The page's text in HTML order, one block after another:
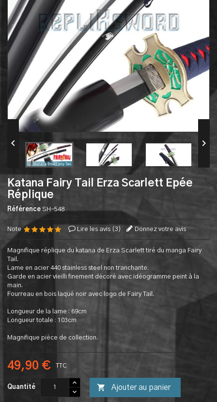
 
Katana Fairy Tail Erza Scarlett Epée
Réplique
Référence SH-548
Note Lire les avis (3 ) Donnez votre avis
Magnifique réplique du katana de Erza Scarlett tiré du manga Fairy
Tail.
Lame en acier 440 stainless steel non tranchante.
Garde en acier vieilli finement décoré avec idéogramme peint à la
main.
Fourreau en bois laqué noir avec logo de Fairy Tail.
Longueur de la lame : 69cm
Longueur totale : 103cm
Magnifique pièce de collection.
49,90 € TTC
Quantité  Ajouter au panier